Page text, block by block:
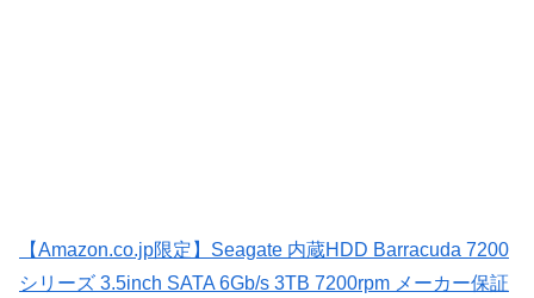
【Amazon.co.jp限定】Seagate 内蔵HDD Barracuda 7200
シリーズ 3.5inch SATA 6Gb/s 3TB 7200rpm メーカー保証